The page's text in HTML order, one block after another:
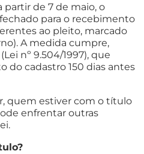
partir de 7 de maio, o
para o recebimento
ao pleito, marcado
A medida cumpre,
nº 9.504/1997), que
do cadastro 150 dias antes
quem estiver com o título
enfrentar outras